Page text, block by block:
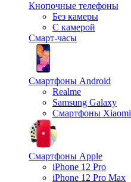
Кнопочные телефоны
Без камеры
С камерой
Смарт-часы
Смартфоны Android
Realme
Samsung Galaxy
Смартфоны Xiaomi
Смартфоны Apple
iPhone 12 Pro
iPhone 12 Pro Max